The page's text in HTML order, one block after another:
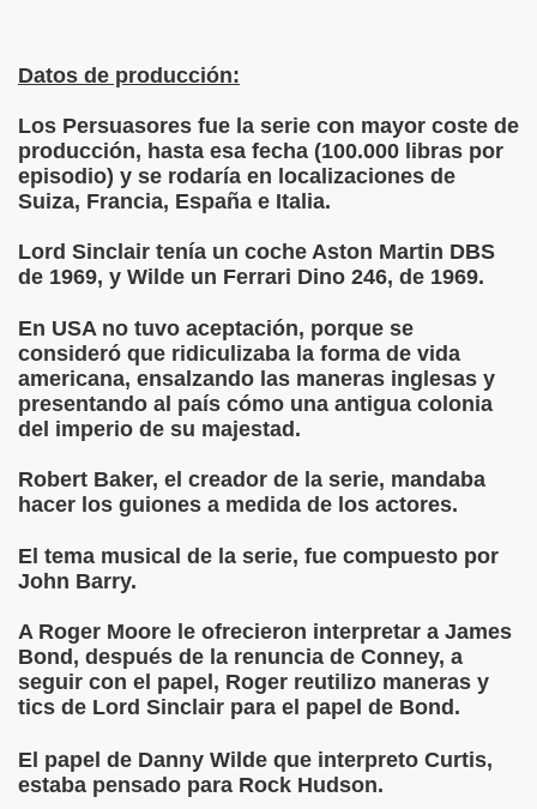
Datos de producción:
Los Persuasores fue la serie con mayor coste de
producción, hasta esa fecha (100.000 libras por
episodio) y se rodaría en localizaciones de
Suiza, Francia, España e Italia.
Lord Sinclair tenía un coche Aston Martin DBS
de 1969, y Wilde un Ferrari Dino 246, de 1969.
En USA no tuvo aceptación, porque se
consideró que ridiculizaba la forma de vida
americana, ensalzando las maneras inglesas y
presentando al país cómo una antigua colonia
del imperio de su majestad.
Robert Baker, el creador de la serie, mandaba
hacer los guiones a medida de los actores.
El tema musical de la serie, fue compuesto por
John Barry.
A Roger Moore le ofrecieron interpretar a James
Bond, después de la renuncia de Conney, a
seguir con el papel, Roger reutilizo maneras y
tics de Lord Sinclair para el papel de Bond.
El papel de Danny Wilde que interpreto Curtis,
estaba pensado para Rock Hudson.